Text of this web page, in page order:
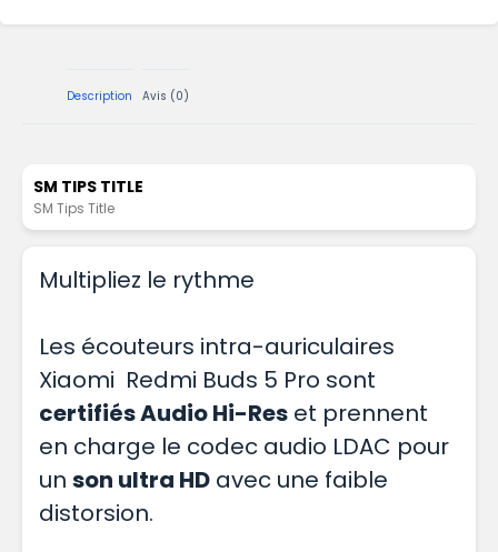
Description Avis (0)
SM TIPS TITLE
SM Tips Title
Multipliez le rythme
Les écouteurs intra-auriculaires
Xiaomi Redmi Buds 5 Pro sont
certifiés Audio Hi-Res et prennent
en charge le codec audio LDAC pour
un son ultra HD avec une faible
distorsion.